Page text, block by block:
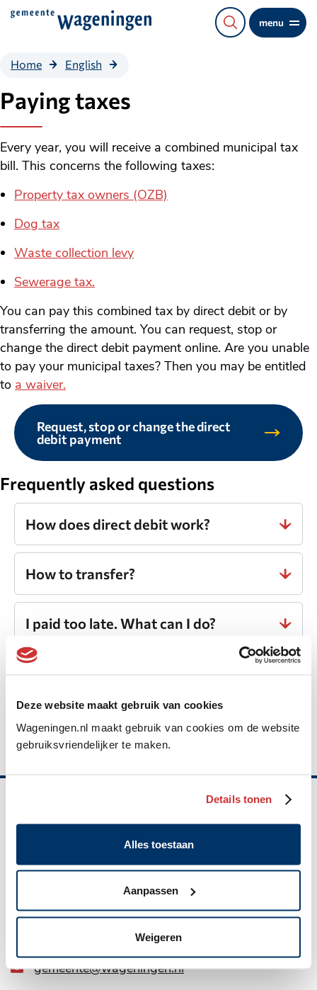
Deze website maakt gebruik van cookies
Wageningen.nl maakt gebruik van cookies om de website
gebruiksvriendelijker te maken.
Details tonen
Alles toestaan
Aanpassen
Weigeren
Direct
content
menu
Home English
Paying taxes
Every year, you will receive a combined municipal tax
bill. This concerns the following taxes:
Property tax owners (OZB)
Dog tax
Waste collection levy
Sewerage tax.
You can pay this combined tax by direct debit or by
transferring the amount. You can request, stop or
change the direct debit payment online. Are you unable
to pay your municipal taxes? Then you may be entitled
to a waiver.
Request, stop or change the direct
debit payment
Frequently asked questions
How does direct debit work?
How to transfer?
I paid too late. What can I do?
I cannot pay the tax. What can I do?
Gemeente Wageningen
adres
Markt 22, Postbus 1, 6700 AA
(0317) 49 29 11
WhatsApp: 06 10 06 35 26
gemeente@wageningen.nl